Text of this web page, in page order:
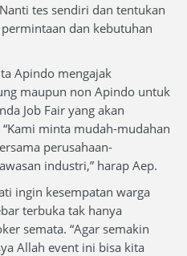
tes sendiri dan tentukan
dan kebutuhan
Apindo mengajak
maupun non Apindo untuk
Job Fair yang akan
minta mudah-mudahan
perusahaan-
industri,” harap Aep.
ingin kesempatan warga
terbuka tak hanya
semata. “Agar semakin
Allah event ini bisa kita